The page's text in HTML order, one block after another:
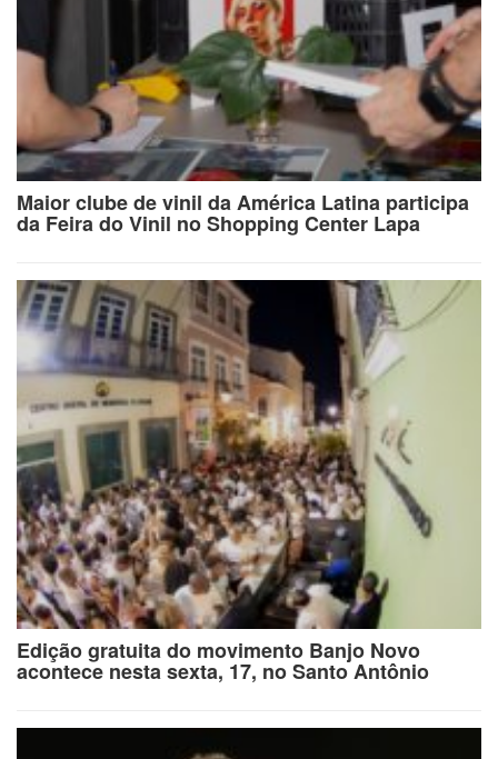
Maior clube de vinil da América Latina participa
da Feira do Vinil no Shopping Center Lapa
Edição gratuita do movimento Banjo Novo
acontece nesta sexta, 17, no Santo Antônio